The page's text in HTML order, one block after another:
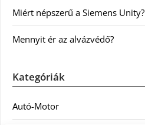
Miért népszerű a Siemens Unity?
Mennyit ér az alvázvédő?
Kategóriák
Autó-Motor